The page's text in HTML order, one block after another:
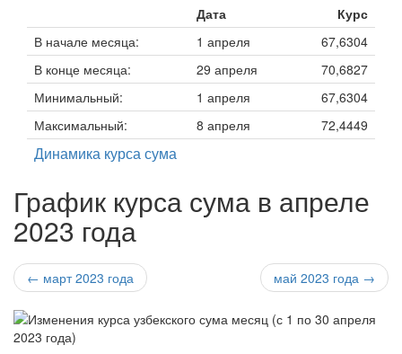
Дата
Курс
В начале месяца:
1 апреля
67,6304
В конце месяца:
29 апреля
70,6827
Минимальный:
1 апреля
67,6304
Максимальный:
8 апреля 72,4449
Динамика курса сума
График курса сума в апреле
2023 года
← март 2023 года май 2023 года →